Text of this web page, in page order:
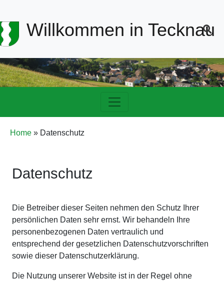
Navigation
Willkommen in Tecknau
Pfadnavigation
Home Datenschutz
Datenschutz
Die Betreiber dieser Seiten nehmen den Schutz Ihrer
persönlichen Daten sehr ernst. Wir behandeln Ihre
personenbezogenen Daten vertraulich und
entsprechend der gesetzlichen Datenschutzvorschriften
sowie dieser Datenschutzerklärung.
Die Nutzung unserer Website ist in der Regel ohne